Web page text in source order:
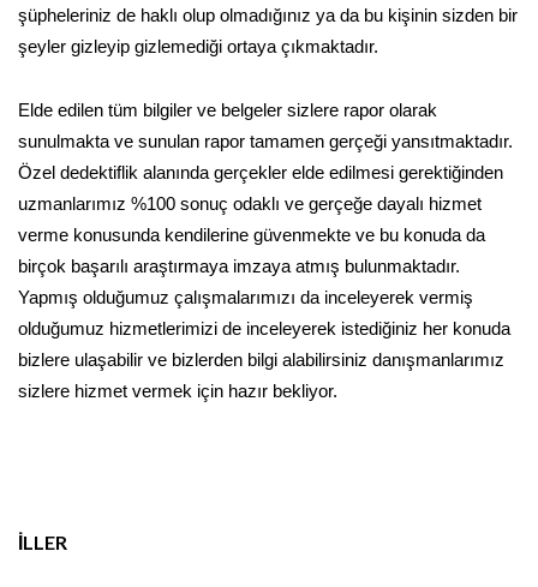
şüpheleriniz de haklı olup olmadığınız ya da bu kişinin sizden bir
şeyler gizleyip gizlemediği ortaya çıkmaktadır.
Elde edilen tüm bilgiler ve belgeler sizlere rapor olarak
sunulmakta ve sunulan rapor tamamen gerçeği yansıtmaktadır.
Özel dedektiflik alanında gerçekler elde edilmesi gerektiğinden
uzmanlarımız %100 sonuç odaklı ve gerçeğe dayalı hizmet
verme konusunda kendilerine güvenmekte ve bu konuda da
birçok başarılı araştırmaya imzaya atmış bulunmaktadır.
Yapmış olduğumuz çalışmalarımızı da inceleyerek vermiş
olduğumuz hizmetlerimizi de inceleyerek istediğiniz her konuda
bizlere ulaşabilir ve bizlerden bilgi alabilirsiniz danışmanlarımız
sizlere hizmet vermek için hazır bekliyor.
İLLER